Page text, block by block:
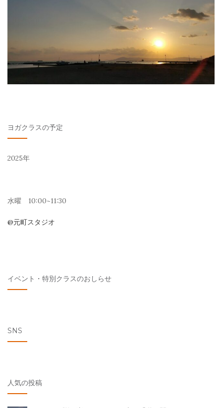
ヨガクラスの予定
2025年
水曜 10:00~11:30
@元町スタジオ
イベント・特別クラスのおしらせ
SNS
人気の投稿